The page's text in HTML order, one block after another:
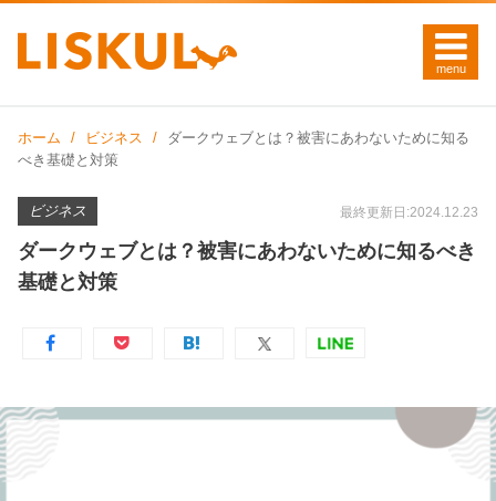
ホーム ビジネス
ダークウェブとは？被害にあわないために知る
べき基礎と対策
ビジネス 最終更新日:2024.12.23
ダークウェブとは？被害にあわないために知るべき
基礎と対策